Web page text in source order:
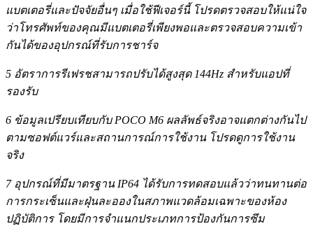
แบตเตอรี่และปัจจัยอื่นๆ เมื่อใช้ฟีเจอร์นี้ โปรดตรวจสอบให้แน่ใจ
ว่าโทรศัพท์ของคุณมีแบตเตอรี่เพียงพอและตรวจสอบความเข้า
กันได้ของอุปกรณ์ที่รับการชาร์จ
5 อัตราการรีเฟรชสามารถปรับได้สูงสุด 144Hz สำหรับแอปที่
รองรับ
6 ข้อมูลเปรียบเทียบกับ POCO M6 ผลลัพธ์จริงอาจแตกต่างกันไป
ตามซอฟต์แวร์และสถานการณ์การใช้งาน โปรดดูการใช้งาน
จริง
7 อุปกรณ์ที่มีมาตรฐาน IP64 ได้รับการทดสอบแล้วว่าทนทานต่อ
การกระเซ็นและฝุ่นละอองในสภาพแวดล้อมเฉพาะของห้อง
ปฏิบัติการ โดยมีการจำแนกประเภทการป้องกันการซึม